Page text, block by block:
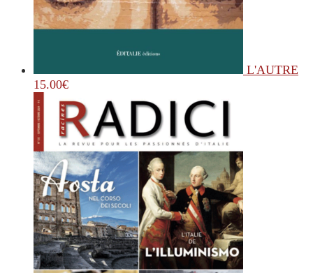
L'AUTRE
15.00€